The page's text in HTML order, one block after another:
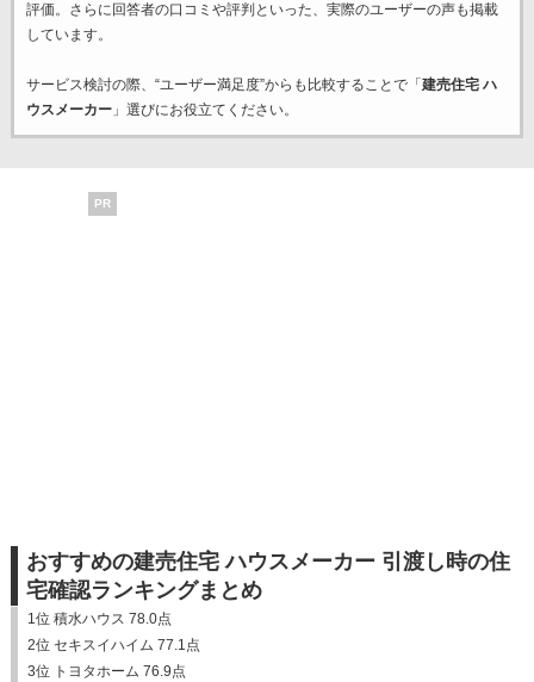
評価。さらに回答者の口コミや評判といった、実際のユーザーの声も掲載
しています。
サービス検討の際、“ユーザー満足度”からも比較することで「 建売住宅 ハ
ウスメーカー」選びにお役立てください。
PR
おすすめの建売住宅 ハウスメーカー 引渡し時の住
宅確認ランキングまとめ
1位 積水ハウス 78.0点
2位 セキスイハイム 77.1点
3位 トヨタホーム 76.9点